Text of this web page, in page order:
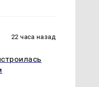
22 часа назад